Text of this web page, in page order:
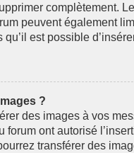
complètement.
peuvent également
qu’il est possible
?
des images à vos
forum ont autorisé
transférer des